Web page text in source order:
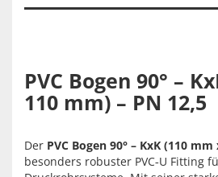
PVC Bogen 90° –
110 mm) – PN 12,5
Der PVC Bogen 90° – KxK (110
besonders robuster PVC‑U Fitting